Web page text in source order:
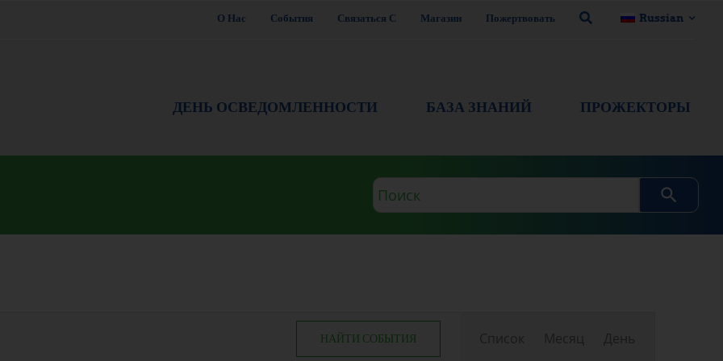
О Нас События Связаться С Магазин Пожертвовать Russian
ДЕНЬ ОСВЕДОМЛЕННОСТИ БАЗА ЗНАНИЙ ПРОЖЕКТОРЫ
Поисковый
запрос
НАЙТИ СОБЫТИЯ Список Месяц День